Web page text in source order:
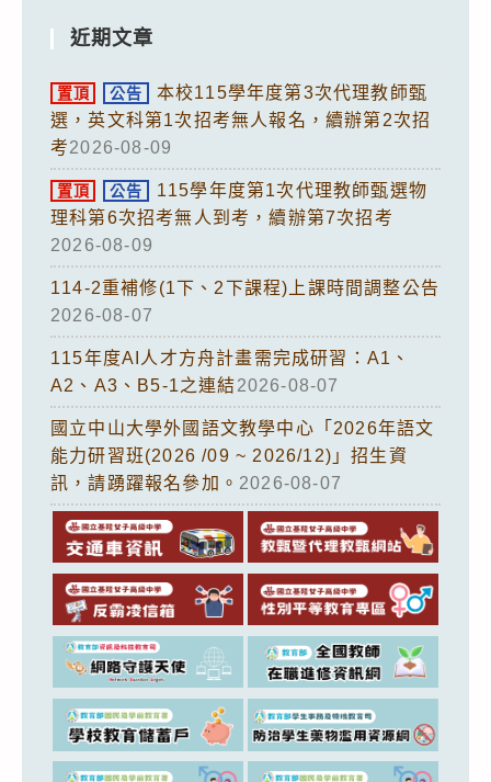
近期文章
置頂 公告
本校115學年度第3次代理教師甄
選，英文科第1次招考無人報名，續辦第2次招
考2026-08-09
置頂 公告
115學年度第1次代理教師甄選物
理科第6次招考無人到考，續辦第7次招考
2026-08-09
114-2重補修(1下、2下課程)上課時間調整公告
2026-08-07
115年度AI人才方舟計畫需完成研習：A1、
A2、A3、B5-1之連結2026-08-07
國立中山大學外國語文教學中心「2026年語文
能力研習班(2026 /09 ~ 2026/12)」招生資
訊，請踴躍報名參加。 2026-08-07